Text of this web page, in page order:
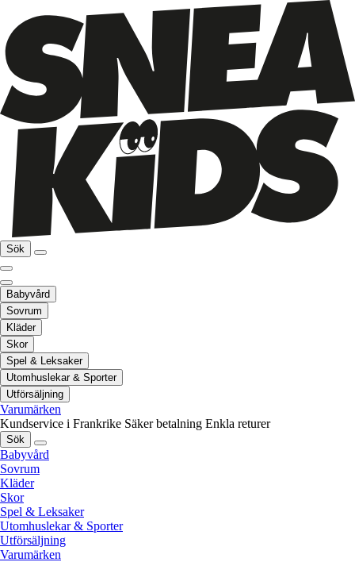
Sök
Babyvård
Sovrum
Kläder
Skor
Spel & Leksaker
Utomhuslekar & Sporter
Utförsäljning
Varumärken
Kundservice i Frankrike Säker betalning Enkla returer
Sök
Babyvård
Sovrum
Kläder
Skor
Spel & Leksaker
Utomhuslekar & Sporter
Utförsäljning
Varumärken